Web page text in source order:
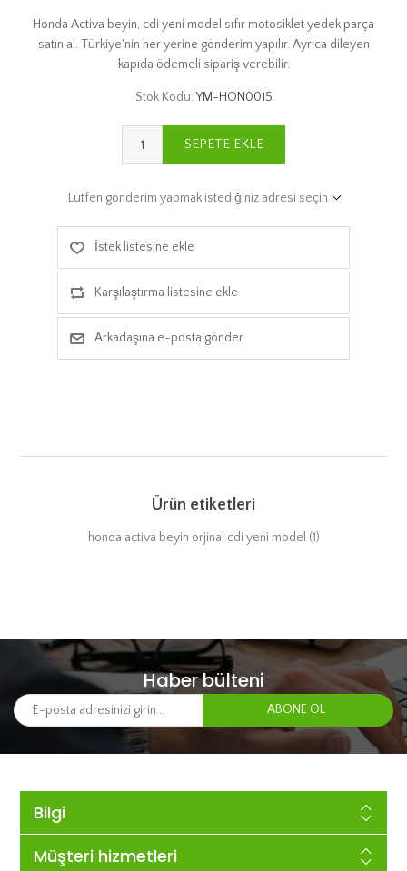
Honda Activa beyin, cdi yeni model sıfır motosiklet yedek parça
satın al. Türkiye'nin her yerine gönderim yapılır. Ayrıca dileyen
kapıda ödemeli sipariş verebilir.
Stok Kodu:YM-HON0015
SEPETE EKLE
Lütfen gönderim yapmak istediğiniz adresi seçin
İstek listesine ekle
Karşılaştırma listesine ekle
Arkadaşına e-posta gönder
Ürün etiketleri
honda activa beyin orjinal cdi yeni model (1)
Haber bülteni
Bilgi
Müşteri hizmetleri